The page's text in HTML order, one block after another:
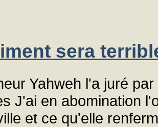
sera
Yahweh l'a juré
J'ai en abomination
et ce qu'elle